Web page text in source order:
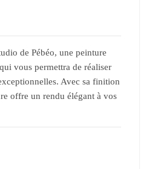
de Pébéo, une peinture
vous permettra de réaliser
Avec sa finition
offre un rendu élégant à vos